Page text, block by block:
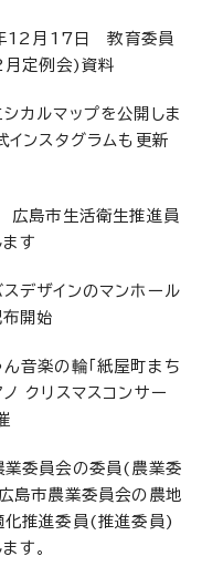
月17日 教育委員
定例会)資料
カルマップを公開しま
インスタグラムも更新
島市生活衛生推進員
す
デザインのマンホール
布開始
音楽の輪「紙屋町まち
クリスマスコンサー
業委員会の委員(農業委
島市農業委員会の農地
化推進委員(推進委員)
す。